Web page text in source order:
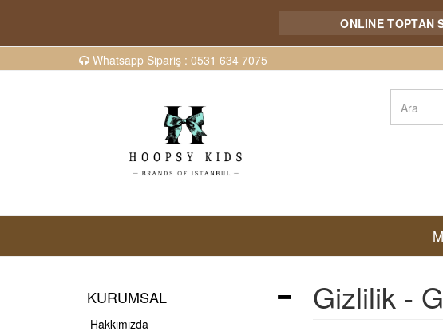
ONLINE TOPTAN
Whatsapp Sipariş : 0531 634 7075
KURUMSAL
Hakkımızda
Gizlilik -